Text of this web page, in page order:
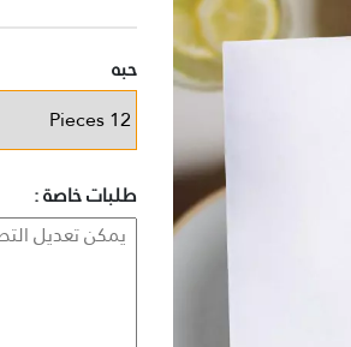
حبه
طلبات خاصة :